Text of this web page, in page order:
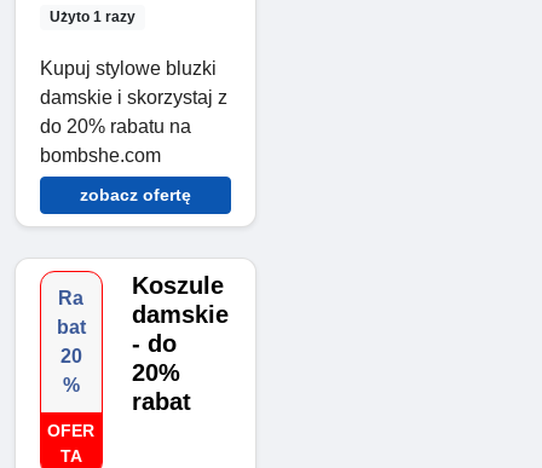
Użyto 1 razy
Kupuj stylowe bluzki
damskie i skorzystaj z
do 20% rabatu na
bombshe.com
zobacz ofertę
Ra
bat
20
%
OFER
TA
Koszule
damskie
- do
20%
rabat